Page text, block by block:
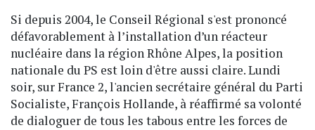
Si depuis 2004, le Conseil Régional s'est prononcé
défavorablement à l’installation d’un réacteur
nucléaire dans la région Rhône Alpes, la position
nationale du PS est loin d'être aussi claire. Lundi
soir, sur France 2, l'ancien secrétaire général du Parti
Socialiste, François Hollande, à réaffirmé sa volonté
de dialoguer de tous les tabous entre les forces de